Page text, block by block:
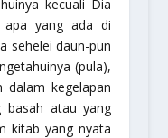
kecuali Dia
apa yang ada di
sehelei daun-pun
(pula),
kegelapan
basah atau yang
kitab yang nyata